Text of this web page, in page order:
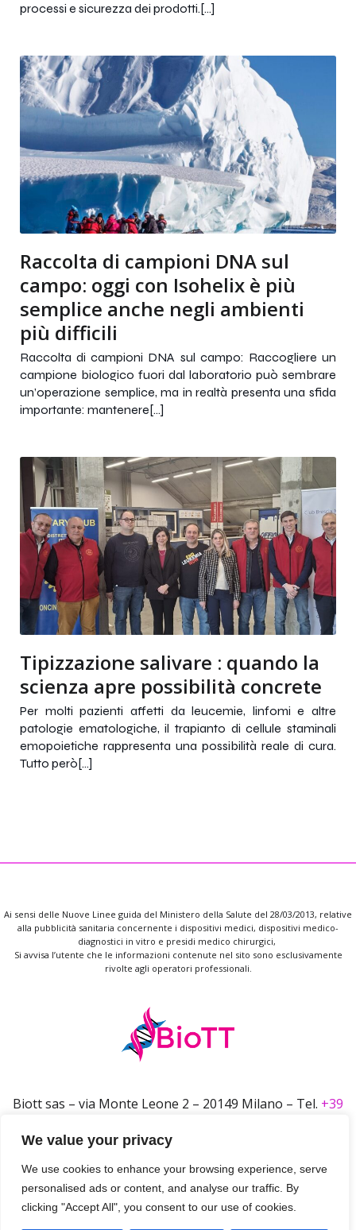
We value your privacy
We use cookies to enhance your browsing experience, serve
personalised ads or content, and analyse our traffic. By
clicking "Accept All", you consent to our use of cookies.
processi e sicurezza dei prodotti.[…]
Raccolta di campioni DNA sul
campo: oggi con Isohelix è più
semplice anche negli ambienti
più difficili
Raccolta di campioni DNA sul campo: Raccogliere un
campione biologico fuori dal laboratorio può sembrare
un’operazione semplice, ma in realtà presenta una sfida
importante: mantenere[…]
Tipizzazione salivare : quando la
scienza apre possibilità concrete
Per molti pazienti affetti da leucemie, linfomi e altre
patologie ematologiche, il trapianto di cellule staminali
emopoietiche rappresenta una possibilità reale di cura.
Tutto però[…]
Ai sensi delle Nuove Linee guida del Ministero della Salute del 28/03/2013, relative
alla pubblicità sanitaria concernente i dispositivi medici, dispositivi medico-
diagnostici in vitro e presidi medico chirurgici,
Si avvisa l’utente che le informazioni contenute nel sito sono esclusivamente
rivolte agli operatori professionali.
Biott sas – via Monte Leone 2 – 20149 Milano – Tel. +39
email info@biott.eu –